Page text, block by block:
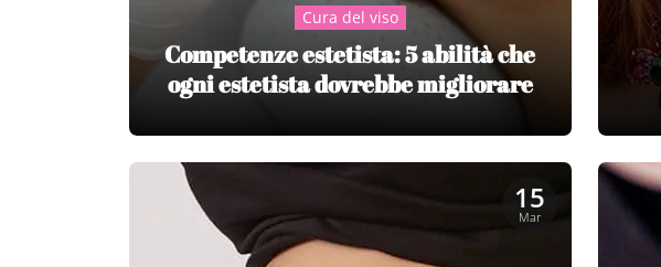
Cura del viso
Competenze estetista: 5 abilità che
ogni estetista dovrebbe migliorare
15
Mar